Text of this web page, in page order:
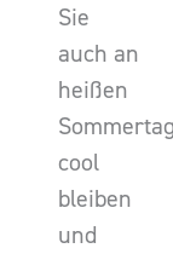
Sie
auch an
heißen
cool
bleiben
und